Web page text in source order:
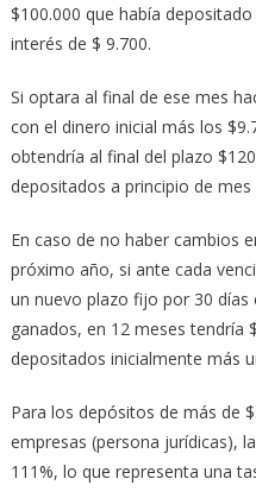
$100.000 que había
interés de $ 9.700.
Si optara al final de ese mes
con el dinero inicial más los
obtendría al final del plazo
depositados a principio de
En caso de no haber cambios
próximo año, si ante cada
un nuevo plazo fijo por 30 días
ganados, en 12 meses tendría
depositados inicialmente más
Para los depósitos de más de
empresas (persona jurídicas),
111%, lo que representa una